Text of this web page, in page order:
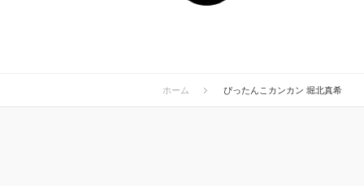
ホーム ぴったんこカンカン 堀北真希